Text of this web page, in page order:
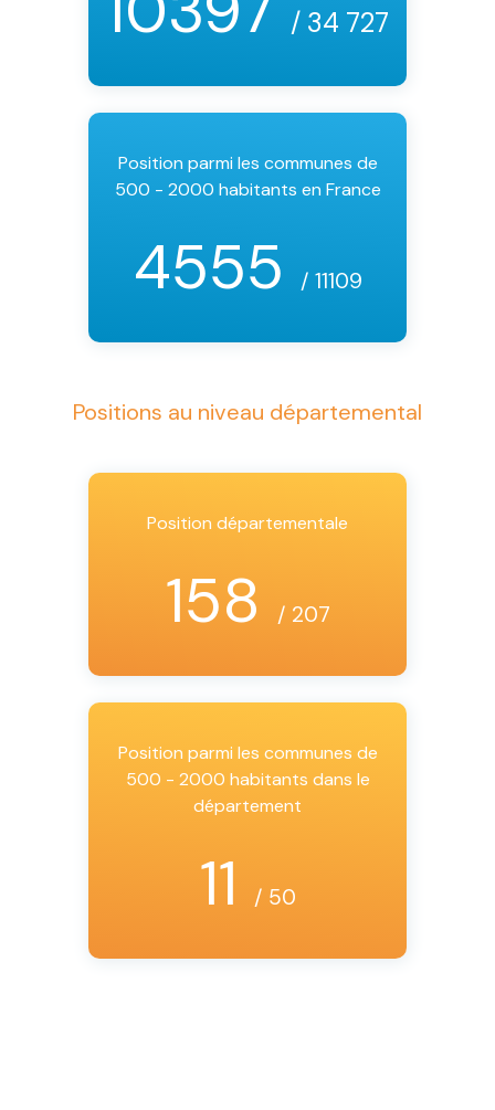
/ 34 727
Position parmi les communes de
500 - 2000 habitants en France
4555 / 11109
Positions au niveau départemental
Position départementale
158 / 207
Position parmi les communes de
500 - 2000 habitants dans le
département
11 / 50